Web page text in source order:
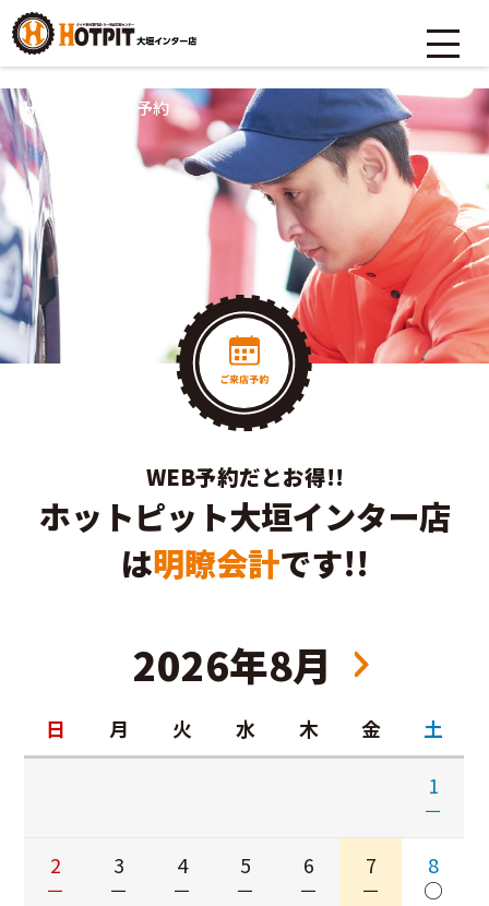
HOME ご来店予約
WEB予約だとお得!!
ホットピット大垣インター店
は明瞭会計です!!
2026年8月
日 月 火 水 木 金
土
1
－
2
－
3
－
4
－
5
－
6
－
7
－
8
○